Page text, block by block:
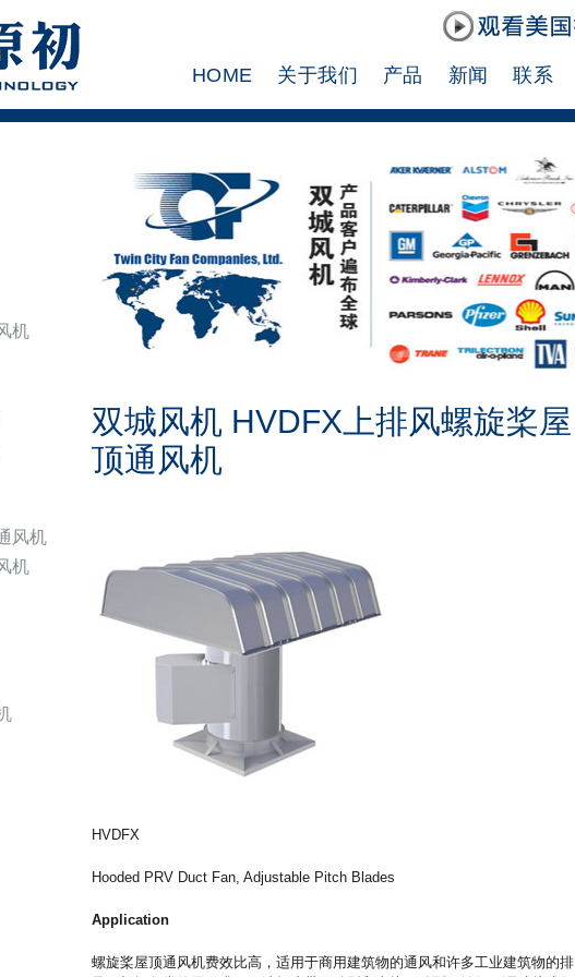
HOME 关于我们 产品 新闻 联系
机
风机
机
双城风机 HVDFX上排风螺旋桨屋
顶通风机
HVDFX
Hooded PRV Duct Fan, Adjustable Pitch Blades
Application
螺旋桨屋顶通风机费效比高，适用于商用建筑物的通风和许多工业建筑物的排